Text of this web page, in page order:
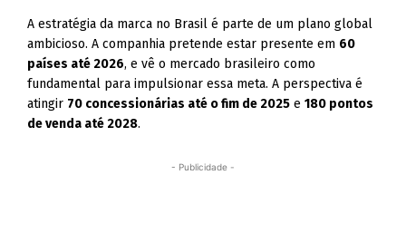
A estratégia da marca no Brasil é parte de um plano global
ambicioso. A companhia pretende estar presente em 60
países até 2026, e vê o mercado brasileiro como
fundamental para impulsionar essa meta. A perspectiva é
atingir 70 concessionárias até o fim de 2025 e180 pontos
de venda até 2028.
- Publicidade -